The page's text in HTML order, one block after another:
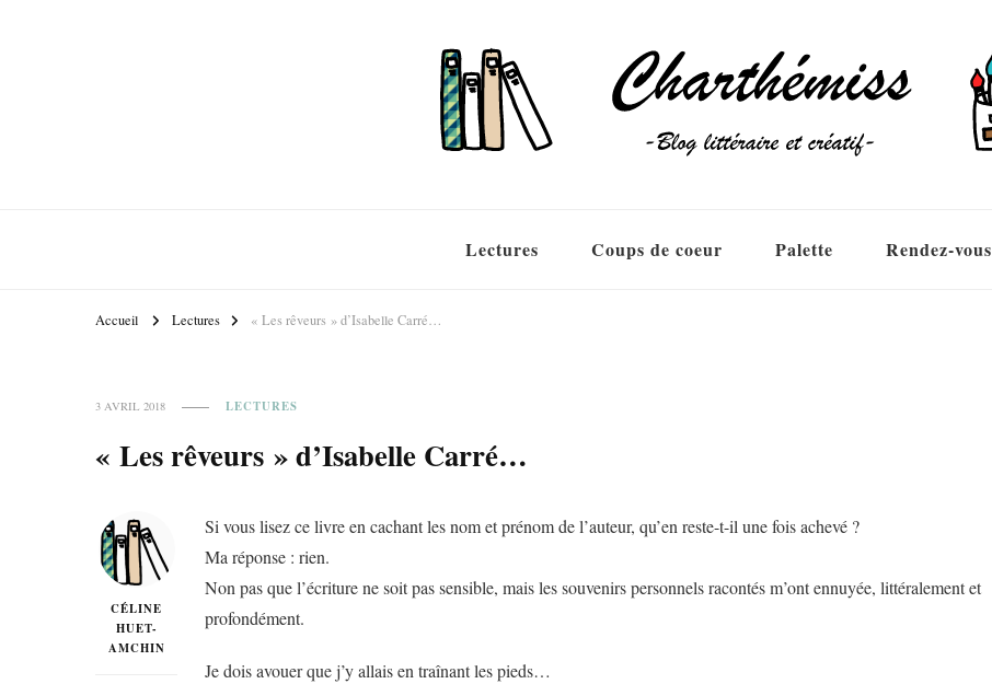
Lectures Coups de coeur Palette Rendez-vous
Accueil Lectures « Les rêveurs » d’Isabelle Carré…
3 AVRIL 2018 LECTURES
« Les rêveurs » d’Isabelle Carré…
CÉLINE
HUET-
AMCHIN
Si vous lisez ce livre en cachant les nom et prénom de l’auteur, qu’en reste-t-il une fois achevé ?
Ma réponse : rien.
Non pas que l’écriture ne soit pas sensible, mais les souvenirs personnels racontés m’ont ennuyée, littéralement et
profondément.
Je dois avouer que j’y allais en traînant les pieds…